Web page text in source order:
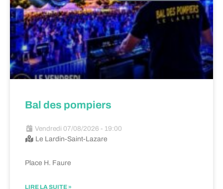
Bal des pompiers
Vendredi 07/08/2026 - 19:00
Le Lardin-Saint-Lazare
Place H. Faure
LIRE LA SUITE »